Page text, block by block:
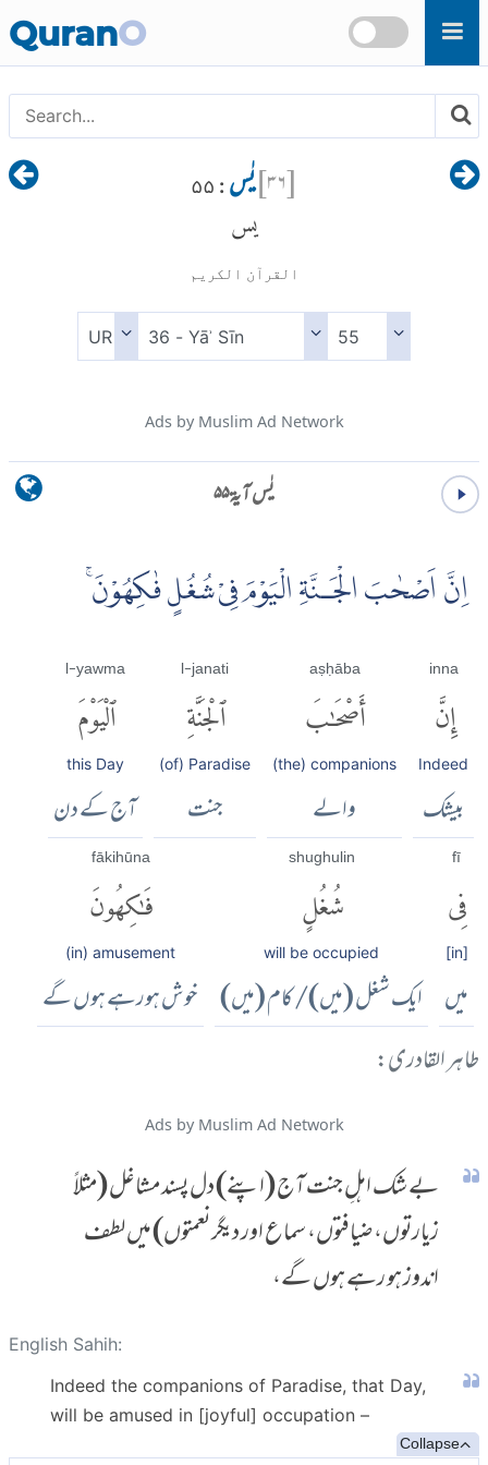
Skip to main content
QuranO
[۳۶]یٰس : ۵۵
يس
القرآن الكريم
Ads by Muslim Ad Network
یٰس آية ۵۵
اِنَّ اَصْحٰبَ الْجَـنَّةِ الْيَوْمَ فِىْ شُغُلٍ فٰكِهُوْنَۚ
inna
إِنَّ
Indeed
بیشک
aṣḥāba
أَصْحَٰبَ
(the) companions
والے
l-janati
ٱلْجَنَّةِ
(of) Paradise
جنت
l-yawma
ٱلْيَوْمَ
this Day
آج کے دن
fī
فِى
[in]
میں
shughulin
شُغُلٍ
will be occupied
ایک شغل (میں)/ کام (میں)
fākihūna
فَٰكِهُونَ
(in) amusement
خوش ہورہے ہوں گے
طاہر القادری:
Ads by Muslim Ad Network
بے شک اہلِ جنت آج (اپنے) دل پسند مشاغل (مثلاً
زیارتوں، ضیافتوں، سماع اور دیگر نعمتوں) میں لطف
اندوز ہو رہے ہوں گے،
English Sahih:
Indeed the companions of Paradise, that Day,
will be amused in [joyful] occupation –
Collapse